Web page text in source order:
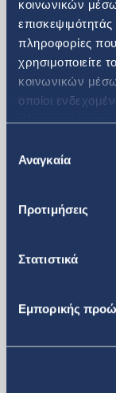
κοινωνικών
πληροφορίες
χρησιμοποιείτε
κοινωνικών
οποίοι
πληροφορίες
των υπηρεσιών
συγκατάθεσης
Αναγκαία
Προτιμήσεις
Στατιστικά
Εμπορικής
08. 07. 2026
μετοχών